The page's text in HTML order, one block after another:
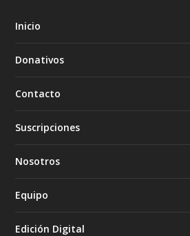
Inicio
Donativos
Contacto
Suscripciones
Nosotros
Equipo
Edición Digital